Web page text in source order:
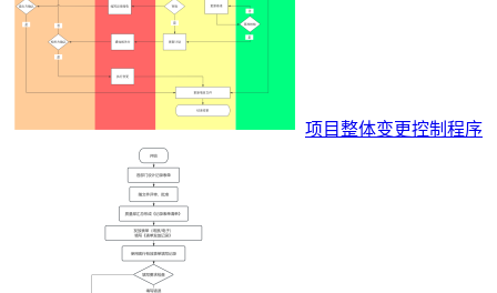
项目整体变更控制程序